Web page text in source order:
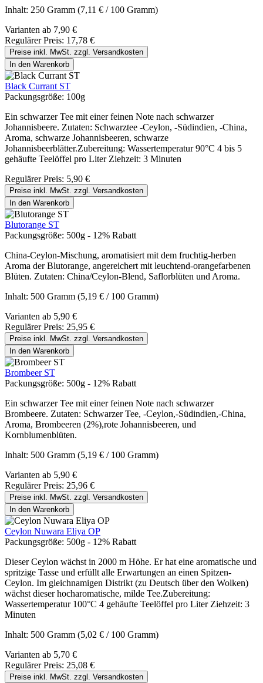
Inhalt: 250 Gramm (7,11 € / 100 Gramm)
Varianten ab 7,90 €
Regulärer Preis: 17,78 €
Preise inkl. MwSt. zzgl. Versandkosten
In den Warenkorb
Black Currant ST
Packungsgröße: 100g
Ein schwarzer Tee mit einer feinen Note nach schwarzer
Johannisbeere. Zutaten: Schwarztee -Ceylon, -Südindien, -China,
Aroma, schwarze Johannisbeeren, schwarze
Johannisbeerblätter.Zubereitung: Wassertemperatur 90°C 4 bis 5
gehäufte Teelöffel pro Liter Ziehzeit: 3 Minuten
Regulärer Preis: 5,90 €
Preise inkl. MwSt. zzgl. Versandkosten
In den Warenkorb
Blutorange ST
Packungsgröße: 500g - 12% Rabatt
China-Ceylon-Mischung, aromatisiert mit dem fruchtig-herben
Aroma der Blutorange, angereichert mit leuchtend-orangefarbenen
Blüten. Zutaten: China/Ceylon-Blend, Saflorblüten und Aroma.
Inhalt: 500 Gramm (5,19 € / 100 Gramm)
Varianten ab 5,90 €
Regulärer Preis: 25,95 €
Preise inkl. MwSt. zzgl. Versandkosten
In den Warenkorb
Brombeer ST
Packungsgröße: 500g - 12% Rabatt
Ein schwarzer Tee mit einer feinen Note nach schwarzer
Brombeere. Zutaten: Schwarzer Tee, -Ceylon,-Südindien,-China,
Aroma, Brombeeren (2%),rote Johannisbeeren, und
Kornblumenblüten.
Inhalt: 500 Gramm (5,19 € / 100 Gramm)
Varianten ab 5,90 €
Regulärer Preis: 25,96 €
Preise inkl. MwSt. zzgl. Versandkosten
In den Warenkorb
Ceylon Nuwara Eliya OP
Packungsgröße: 500g - 12% Rabatt
Dieser Ceylon wächst in 2000 m Höhe. Er hat eine aromatische und
spritzige Tasse und erfüllt alle Erwartungen an einen Spitzen-
Ceylon. Im gleichnamigen Distrikt (zu Deutsch über den Wolken)
wächst dieser hocharomatische, milde Tee.Zubereitung:
Wassertemperatur 100°C 4 gehäufte Teelöffel pro Liter Ziehzeit: 3
Minuten
Inhalt: 500 Gramm (5,02 € / 100 Gramm)
Varianten ab 5,70 €
Regulärer Preis: 25,08 €
Preise inkl. MwSt. zzgl. Versandkosten